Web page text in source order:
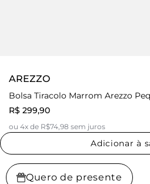
AREZZO
Bolsa Tiracolo Marrom Arezzo
R$ 299,90
ou 4x de R$74,98 sem juros
Adicionar à
Quero de presente